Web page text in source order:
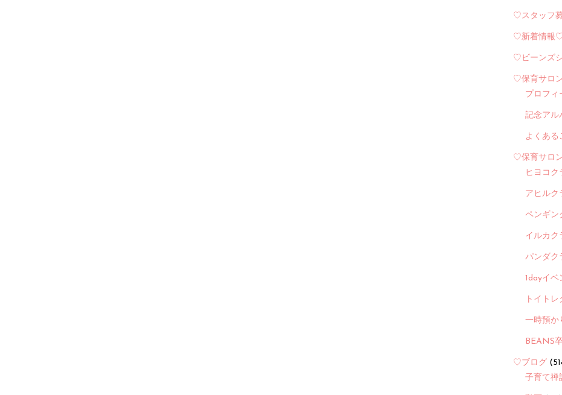
♡スタッフ
♡新着情報
♡ビーンズ
♡保育サロ
プロフィ
記念アル
よくある
♡保育サロ
ヒヨコ
アヒルク
ペンギン
イルカク
パンダク
1dayイベ
トイト
一時預か
BEANS
♡ブログ
子育て禅